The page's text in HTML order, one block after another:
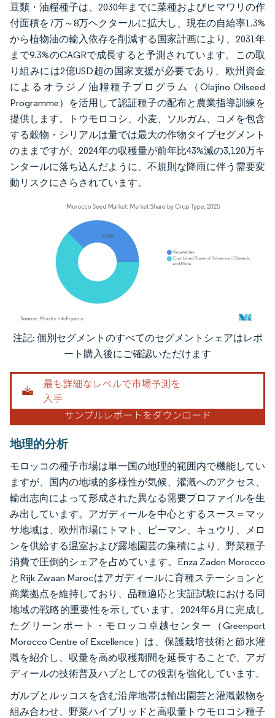
豆類・油糧種子は、2030年までに菜種およびヒマワリの作
付面積を7万～8万ヘクタールに拡大し、現在の自給率1.3%
から植物油の輸入依存を削減する国家計画により、2031年
まで9.3%のCAGRで成長すると予測されています。この取
り組みには2億USD超の国家支援が必要であり、欧州資金
によるオラジノ油糧種子プログラム（Olajino Oilseed
Programme）を活用して認証種子の配布と農業指導訓練を
提供します。トウモロコシ、小麦、ソルガム、コメを包含
する穀物・シリアルは量では最大の作物タイプセグメント
のままですが、2024年の収穫量が前年比43%減の3,120万キ
ンタールに落ち込んだように、不規則な降雨に伴う需要変
動リスクにさらされています。
画像 © Mordor Intelligence。再利用にはCC BY 4.0の表示が必要です。
注記: 個別セグメントのすべてのセグメントシェアはレポ
ート購入後にご確認いただけます
地理的分析
モロッコの種子市場は単一国の地理的範囲内で機能してい
ますが、国内の地域的多様性が気候、灌漑へのアクセス、
輸出志向によって形成された異なる需要プロファイルを生
み出しています。アガディールを中心とするスース＝マッ
サ地域は、欧州市場にトマト、ピーマン、キュウリ、メロ
ンを供給する温室および露地園芸の集積により、野菜種子
消費で圧倒的シェアを占めています。Enza Zaden Morocco
とRijk Zwaan Marocはアガディールに育種ステーションと
商業拠点を維持しており、品種適応と実証試験における同
地域の戦略的重要性を示しています。2024年6月に完成し
たグリーンポート・モロッコ卓越センター（Greenport
Morocco Centre of Excellence）は、保護栽培技術と節水灌
漑を紹介し、収量を高め収穫期間を延長することで、アガ
ディールの技術普及ハブとしての役割を強化しています。
ガルブとルッコスを含む沿岸地帯は輸出園芸と灌漑穀物を
組み合わせ、野菜ハイブリッドと高収量トウモロコシ種子